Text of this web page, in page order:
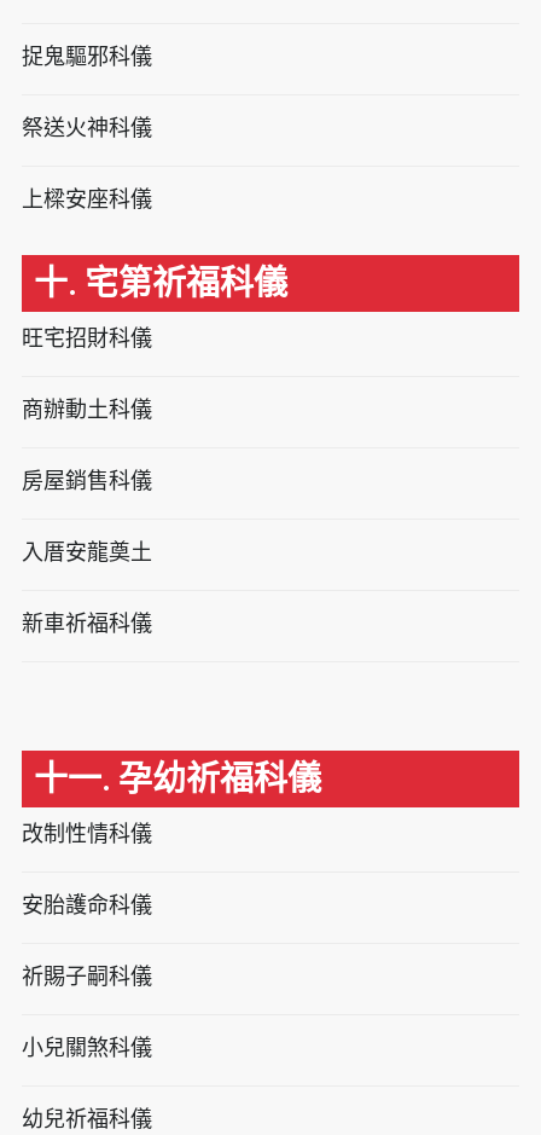
捉鬼驅邪科儀
祭送火神科儀
上樑安座科儀
十. 宅第祈福科儀
旺宅招財科儀
商辦動土科儀
房屋銷售科儀
入厝安龍奠土
新車祈福科儀
十一. 孕幼祈福科儀
改制性情科儀
安胎護命科儀
祈賜子嗣科儀
小兒關煞科儀
幼兒祈福科儀